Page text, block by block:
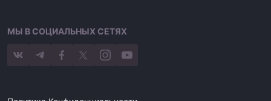
МЫ В СОЦИАЛЬНЫХ СЕТЯХ